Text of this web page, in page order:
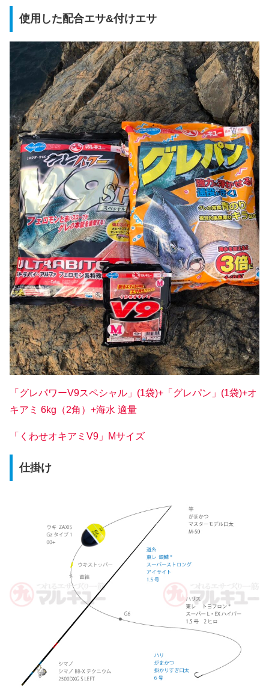
使用した配合エサ&付けエサ
「グレパワーV9スペシャル」(1袋)+「グレパン」(1袋)+オ
キアミ 6kg（2角）+海水 適量
「くわせオキアミV9」Mサイズ
仕掛け